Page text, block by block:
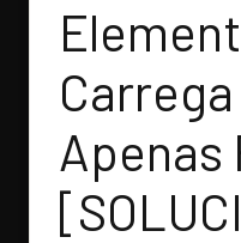
Apenas